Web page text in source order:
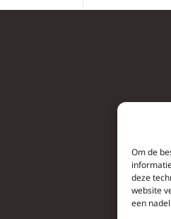
Om de
deze
website
een